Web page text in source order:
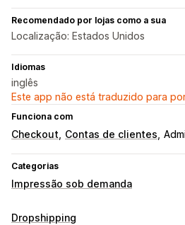
Recomendado por lojas como a sua
Localização: Estados Unidos
Idiomas
inglês
Este app não está traduzido para
Funciona com
Checkout Contas de clientes
Categorias
Impressão sob demanda
Personalização de produto
Dropshipping